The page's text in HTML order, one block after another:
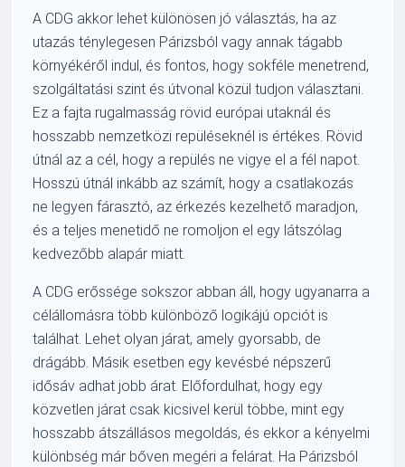
A CDG akkor lehet különösen jó választás, ha az
utazás ténylegesen Párizsból vagy annak tágabb
környékéről indul, és fontos, hogy sokféle menetrend,
szolgáltatási szint és útvonal közül tudjon választani.
Ez a fajta rugalmasság rövid európai utaknál és
hosszabb nemzetközi repüléseknél is értékes. Rövid
útnál az a cél, hogy a repülés ne vigye el a fél napot.
Hosszú útnál inkább az számít, hogy a csatlakozás
ne legyen fárasztó, az érkezés kezelhető maradjon,
és a teljes menetidő ne romoljon el egy látszólag
kedvezőbb alapár miatt.
A CDG erőssége sokszor abban áll, hogy ugyanarra a
célállomásra több különböző logikájú opciót is
találhat. Lehet olyan járat, amely gyorsabb, de
drágább. Másik esetben egy kevésbé népszerű
idősáv adhat jobb árat. Előfordulhat, hogy egy
közvetlen járat csak kicsivel kerül többe, mint egy
hosszabb átszállásos megoldás, és ekkor a kényelmi
különbség már bőven megéri a felárat. Ha Párizsból